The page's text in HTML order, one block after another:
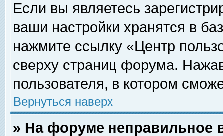
Если вы являетесь
ваши настройки хранятся в
нажмите ссылку «Центр
сверху страниц форума.
пользователя, в котором
Вернуться наверх
» На форуме неправильное